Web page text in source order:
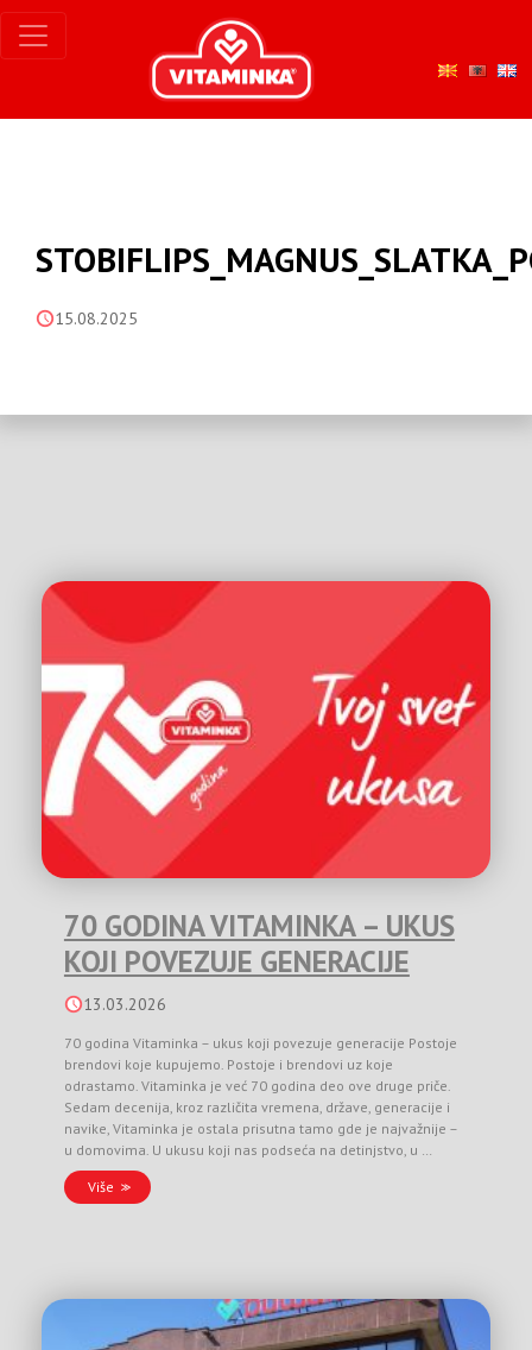
15.08.2025
70 GODINA VITAMINKA – UKUS
KOJI POVEZUJE GENERACIJE
13.03.2026
70 godina Vitaminka – ukus koji povezuje generacije Postoje
brendovi koje kupujemo. Postoje i brendovi uz koje
odrastamo. Vitaminka je već 70 godina deo ove druge priče.
Sedam decenija, kroz različita vremena, države, generacije i
navike, Vitaminka je ostala prisutna tamo gde je najvažnije –
u domovima. U ukusu koji nas podseća na detinjstvo, u …
Više